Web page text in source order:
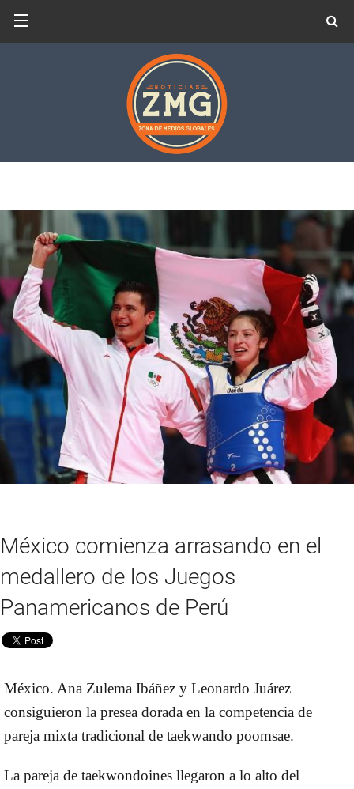
México comienza arrasando en el
medallero de los Juegos
Panamericanos de Perú
México. Ana Zulema Ibáñez y Leonardo Juárez
consiguieron la presea dorada en la competencia de
pareja mixta tradicional de taekwando poomsae.
La pareja de taekwondoines llegaron a lo alto del